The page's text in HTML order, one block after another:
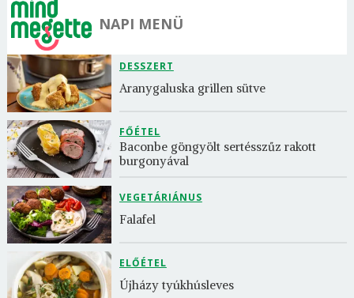
NAPI MENÜ
DESSZERT
Aranygaluska grillen sütve
FŐÉTEL
Baconbe göngyölt sertésszűz rakott
burgonyával
VEGETÁRIÁNUS
Falafel
ELŐÉTEL
Újházy tyúkhúsleves